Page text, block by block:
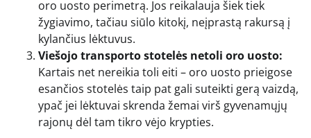
oro uosto perimetrą. Jos reikalauja šiek tiek
žygiavimo, tačiau siūlo kitokį, neįprastą rakursą į
kylančius lėktuvus.
Viešojo transporto stotelės netoli oro uosto:
Kartais net nereikia toli eiti – oro uosto prieigose
esančios stotelės taip pat gali suteikti gerą vaizdą,
ypač jei lėktuvai skrenda žemai virš gyvenamųjų
rajonų dėl tam tikro vėjo krypties.